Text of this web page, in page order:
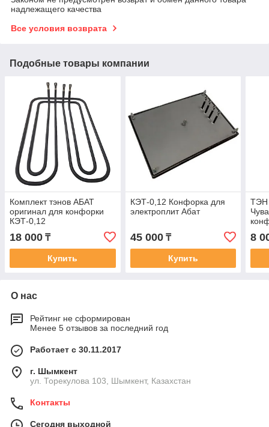
надлежащего качества
Все условия возврата
Подобные товары компании
Комплект тэнов АБАТ
оригинал для конфорки
КЭТ-0,12
18 000 ₸
Купить
КЭТ-0,12 Конфорка для
электроплит Абат
45 000₸
Купить
ТЭН
8
О нас
Рейтинг не сформирован
Менее 5 отзывов за последний год
Работает с 30.11.2017
г. Шымкент
ул. Торекулова 103, Шымкент, Казахстан
Контакты
Сегодня выходной